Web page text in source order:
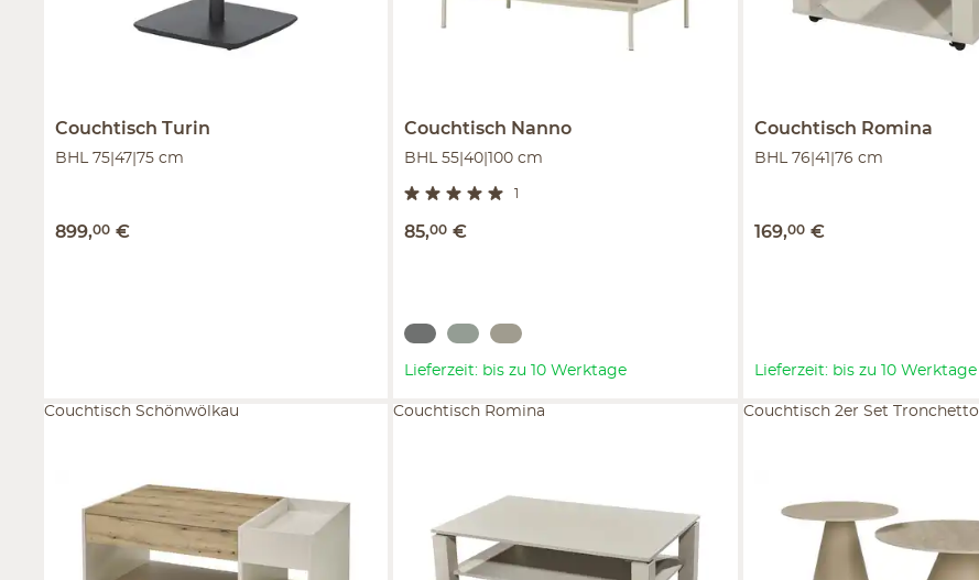
CouchtischTurin
BHL 75|47|75 cm
899,00 €
Couchtisch Nanno
BHL 55|40|100 cm
1
85,00 €
Lieferzeit: bis zu 10 Werktage
Couchtisch Romina
BHL 76|41|76 cm
169,00 €
Lieferzeit: bis zu 10 Werktage
Couchtisch Schönwölkau Couchtisch Romina Couchtisch 2er Set Tronchetto